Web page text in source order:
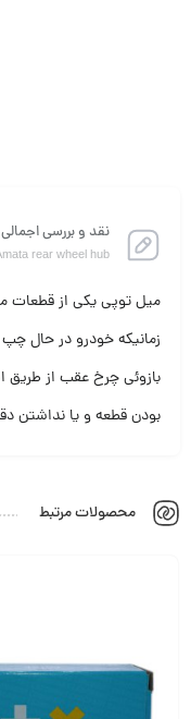
نقد و بررسی اجمالی
rear wheel hub
میل توپی یکی از قطعات
زمانیکه خودرو در حال
بازوئی چرخ عقب از
بودن قطعه و یا نداشتن
محصولات مرتبط